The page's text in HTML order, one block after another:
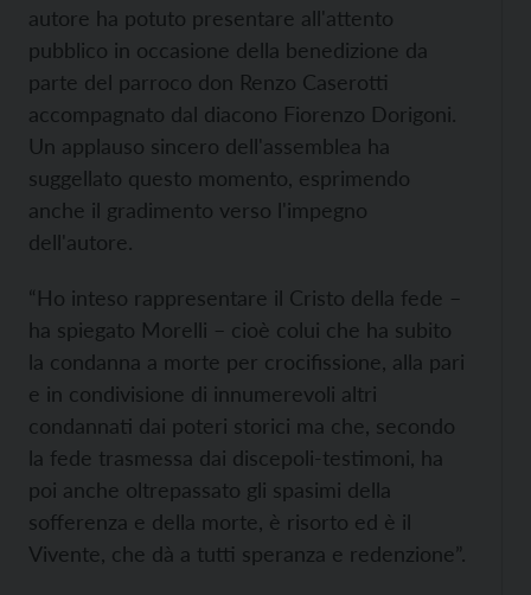
autore ha potuto presentare all'attento
pubblico in occasione della benedizione da
parte del parroco don Renzo Caserotti
accompagnato dal diacono Fiorenzo Dorigoni.
Un applauso sincero dell'assemblea ha
suggellato questo momento, esprimendo
anche il gradimento verso l'impegno
dell'autore.
“Ho inteso rappresentare il Cristo della fede –
ha spiegato Morelli – cioè colui che ha subito
la condanna a morte per crocifissione, alla pari
e in condivisione di innumerevoli altri
condannati dai poteri storici ma che, secondo
la fede trasmessa dai discepoli-testimoni, ha
poi anche oltrepassato gli spasimi della
sofferenza e della morte, è risorto ed è il
Vivente, che dà a tutti speranza e redenzione”.